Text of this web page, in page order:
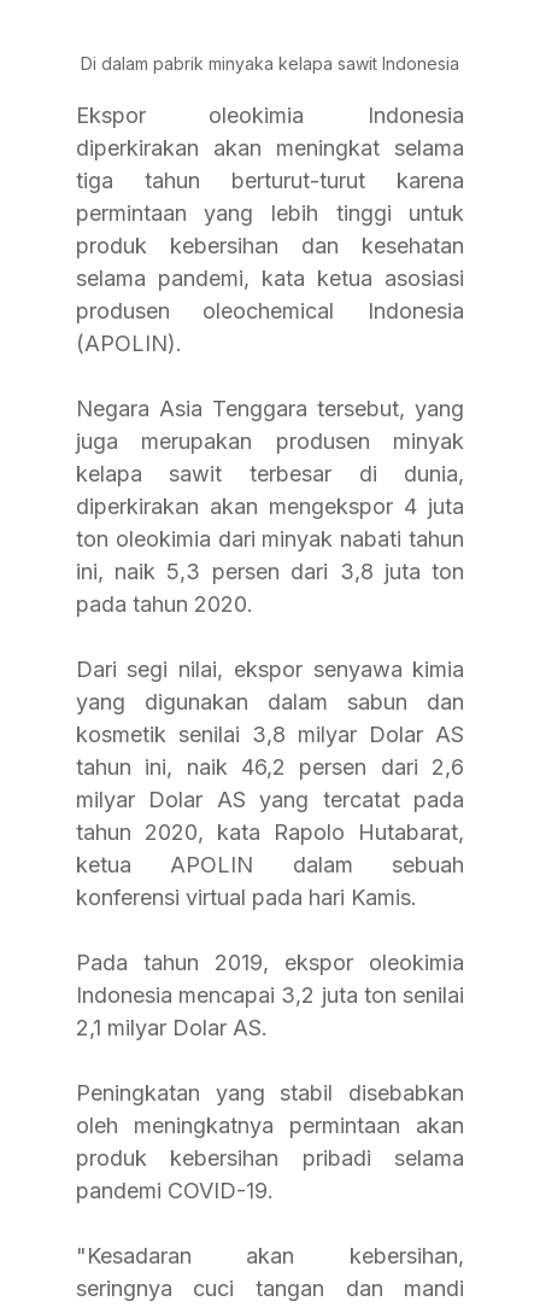
Di dalam pabrik minyaka kelapa sawit Indonesia
Ekspor oleokimia Indonesia
diperkirakan akan meningkat selama
tiga tahun berturut-turut karena
permintaan yang lebih tinggi untuk
produk kebersihan dan kesehatan
selama pandemi, kata ketua asosiasi
produsen oleochemical Indonesia
(APOLIN).
Negara Asia Tenggara tersebut, yang
juga merupakan produsen minyak
kelapa sawit terbesar di dunia,
diperkirakan akan mengekspor 4 juta
ton oleokimia dari minyak nabati tahun
ini, naik 5,3 persen dari 3,8 juta ton
pada tahun 2020.
Dari segi nilai, ekspor senyawa kimia
yang digunakan dalam sabun dan
kosmetik senilai 3,8 milyar Dolar AS
tahun ini, naik 46,2 persen dari 2,6
milyar Dolar AS yang tercatat pada
tahun 2020, kata Rapolo Hutabarat,
ketua APOLIN dalam sebuah
konferensi virtual pada hari Kamis.
Pada tahun 2019, ekspor oleokimia
Indonesia mencapai 3,2 juta ton senilai
2,1 milyar Dolar AS.
Peningkatan yang stabil disebabkan
oleh meningkatnya permintaan akan
produk kebersihan pribadi selama
pandemi COVID-19.
"Kesadaran akan kebersihan,
seringnya cuci tangan dan mandi